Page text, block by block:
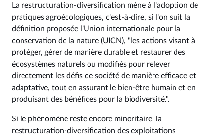
La restructuration-diversification mène à l'adoption de
pratiques agroécologiques, c'est-à-dire, si l'on suit la
définition proposée l'Union internationale pour la
conservation de la nature (UICN), "les actions visant à
protéger, gérer de manière durable et restaurer des
écosystèmes naturels ou modifiés pour relever
directement les défis de société de manière efficace et
adaptative, tout en assurant le bien-être humain et en
produisant des bénéfices pour la biodiversité.".
Si le phénomène reste encore minoritaire, la
restructuration-diversification des exploitations